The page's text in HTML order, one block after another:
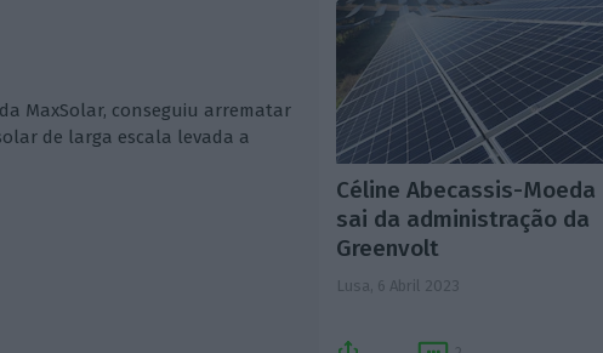
MaxSolar, conseguiu arrematar
de larga escala levada a
Céline Abecassis-Moeda
sai da administração da
Greenvolt
Lusa, 6 Abril 2023